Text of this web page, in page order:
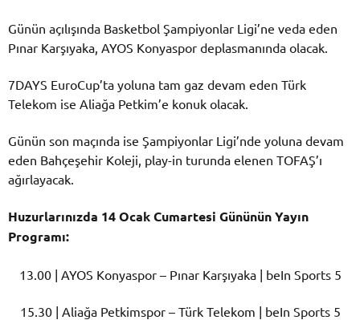
Günün açılışında Basketbol Şampiyonlar Ligi’ne veda eden
Pınar Karşıyaka, AYOS Konyaspor deplasmanında olacak.
7DAYS EuroCup’ta yoluna tam gaz devam eden Türk
Telekom ise Aliağa Petkim’e konuk olacak.
Günün son maçında ise Şampiyonlar Ligi’nde yoluna devam
eden Bahçeşehir Koleji, play-in turunda elenen TOFAŞ’ı
ağırlayacak.
Huzurlarınızda 14 Ocak Cumartesi Gününün Yayın
Programı:
13.00 | AYOS Konyaspor – Pınar Karşıyaka | beIn Sports 5
15.30 | Aliağa Petkimspor – Türk Telekom | beIn Sports 5